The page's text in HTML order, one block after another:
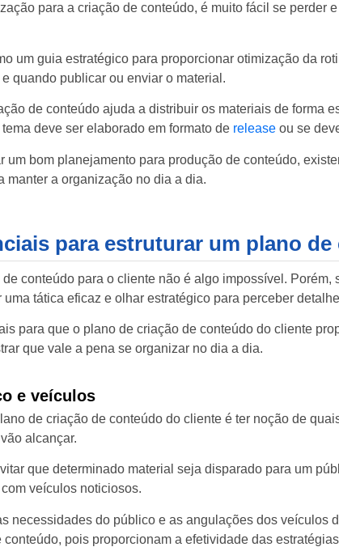
para a criação de conteúdo, é muito fácil se perder
um guia estratégico para proporcionar otimização da
quando publicar ou enviar o material.
de conteúdo ajuda a distribuir os materiais de forma
deve ser elaborado em formato de releaseou se
um bom planejamento para produção de conteúdo,
manter a organização no dia a dia.
para estruturar um plano
conteúdo para o cliente não é algo impossível.
tática eficaz e olhar estratégico para perceber
para que o plano de criação de conteúdo do cliente
que vale a pena se organizar no dia a dia.
e veículos
de criação de conteúdo do cliente é ter noção de
alcançar.
que determinado material seja disparado para um
veículos noticiosos.
necessidades do público e as angulações dos veículos
conteúdo, pois proporcionam a efetividade das